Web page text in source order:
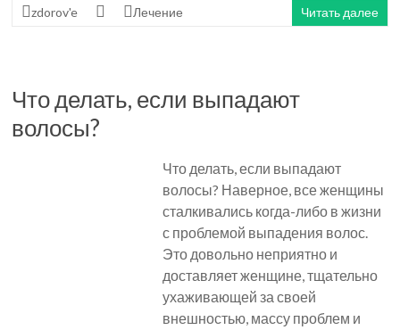
zdorov'e Лечение Читать далее
Что делать, если выпадают
волосы?
Что делать, если выпадают
волосы? Наверное, все женщины
сталкивались когда-либо в жизни
с проблемой выпадения волос.
Это довольно неприятно и
доставляет женщине, тщательно
ухаживающей за своей
внешностью, массу проблем и